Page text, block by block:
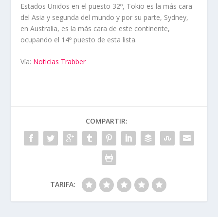
Estados Unidos en el puesto 32º, Tokio es la más cara
del Asia y segunda del mundo y por su parte, Sydney,
en Australia, es la más cara de este continente,
ocupando el 14º puesto de esta lista.
Vía: Noticias Trabber
COMPARTIR:
TARIFA: